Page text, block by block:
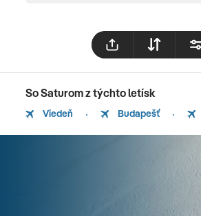
So Saturom z týchto letísk
Viedeň Budapešť